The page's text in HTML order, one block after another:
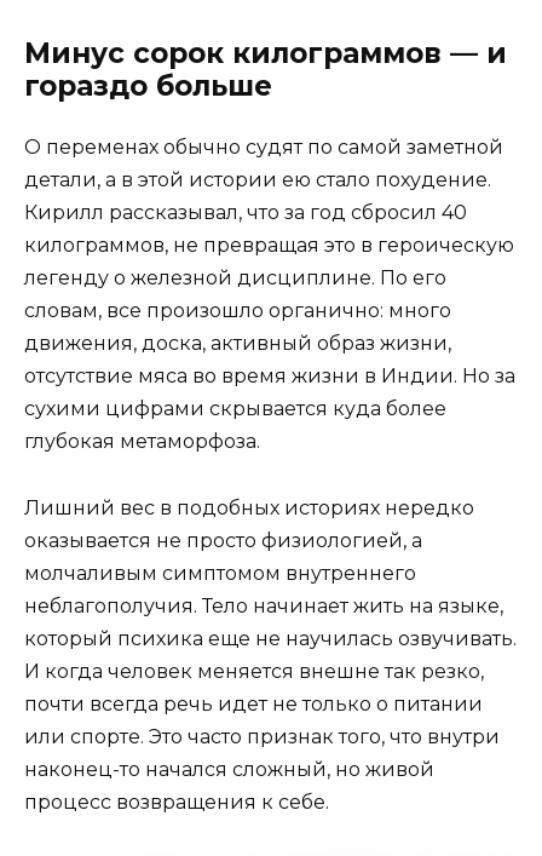
Минус сорок килограммов — и
гораздо больше
О переменах обычно судят по самой заметной
детали, а в этой истории ею стало похудение.
Кирилл рассказывал, что за год сбросил 40
килограммов, не превращая это в героическую
легенду о железной дисциплине. По его
словам, все произошло органично: много
движения, доска, активный образ жизни,
отсутствие мяса во время жизни в Индии. Но за
сухими цифрами скрывается куда более
глубокая метаморфоза.
Лишний вес в подобных историях нередко
оказывается не просто физиологией, а
молчаливым симптомом внутреннего
неблагополучия. Тело начинает жить на языке,
который психика еще не научилась озвучивать.
И когда человек меняется внешне так резко,
почти всегда речь идет не только о питании
или спорте. Это часто признак того, что внутри
наконец-то начался сложный, но живой
процесс возвращения к себе.